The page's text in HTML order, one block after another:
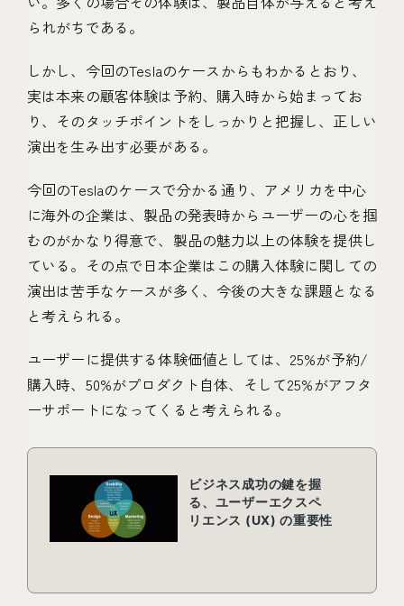
られがちである。
しかし、今回のTeslaのケースからもわかるとおり、
実は本来の顧客体験は予約、購入時から始まってお
り、そのタッチポイントをしっかりと把握し、正しい
演出を生み出す必要がある。
今回のTeslaのケースで分かる通り、アメリカを中心
に海外の企業は、製品の発表時からユーザーの心を掴
むのがかなり得意で、製品の魅力以上の体験を提供し
ている。その点で日本企業はこの購入体験に関しての
演出は苦手なケースが多く、今後の大きな課題となる
と考えられる。
ユーザーに提供する体験価値としては、25%が予約/
購入時、50%がプロダクト自体、そして25%がアフタ
ーサポートになってくると考えられる。